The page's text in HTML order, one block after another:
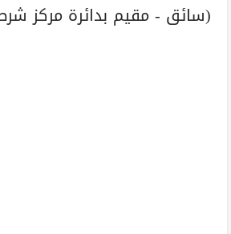
(سائق - مقيم بدائرة مركز